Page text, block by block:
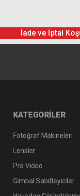
İade ve İptal
KATEGORİLER
Fotoğraf Makineleri
Lensler
Pro Video
Gimbal Sabitleyiciler